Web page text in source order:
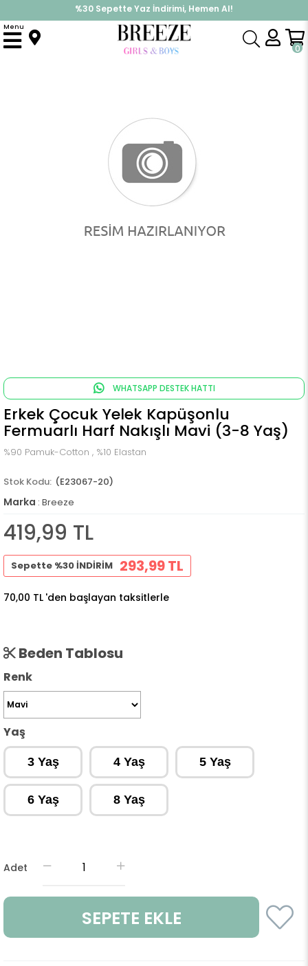
%30 Sepette Yaz İndirimi, Hemen Al!
İndirimlere ek %10 İndirimi Kap, Hemen Üye Ol!
0
Menu
Anasayfa Üst Giyim Yelek
WHATSAPP DESTEK HATTI
Erkek Çocuk Yelek Kapüşonlu
Fermuarlı Harf Nakışlı Mavi (3-8 Yaş)
%90 Pamuk-Cotton , %10 Elastan
(E23067-20)
Marka : Breeze
419,99 TL
Sepette %30 İNDİRİM 293,99 TL
70,00 TL 'den başlayan taksitlerle
Beden Tablosu
Renk
Yaş
3 Yaş 4 Yaş 5 Yaş
6 Yaş 8 Yaş
Adet